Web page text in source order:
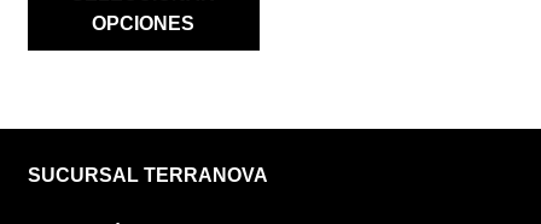
$ 3,100.00.
OPCIONES
SUCURSAL TERRANOVA